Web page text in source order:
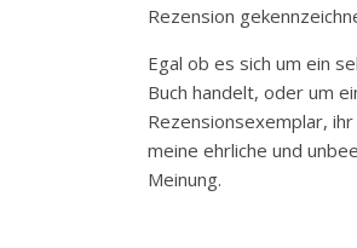
Rezension
Egal ob es sich um ein
Buch handelt, oder um
Rezensionsexemplar,
meine ehrliche und
Meinung.